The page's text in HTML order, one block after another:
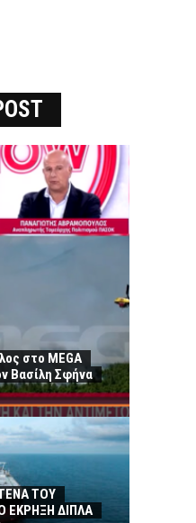
στο MEGA
Βασίλη Σφήνα
ΤΟΥ
ΕΚΡΗΞΗ ΔΙΠΛΑ